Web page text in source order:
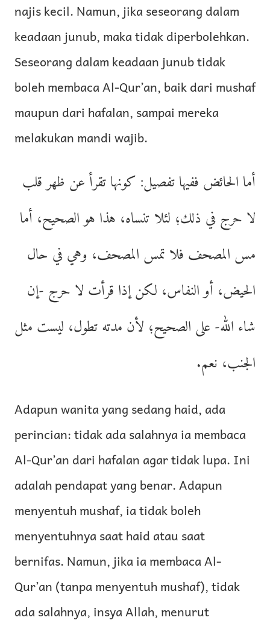
najis kecil. Namun, jika seseorang dalam
keadaan junub, maka tidak diperbolehkan.
Seseorang dalam keadaan junub tidak
boleh membaca Al-Qur’an, baik dari mushaf
maupun dari hafalan, sampai mereka
melakukan mandi wajib.
أما الحائض ففيها تفصيل: كونها تقرأ عن ظهر قلب
لا حرج في ذلك؛ لئلا تنساه، هذا هو الصحيح، أما
مس المصحف فلا تمس المصحف، وهي في حال
الحيض، أو النفاس، لكن إذا قرأت لا حرج -إن
شاء الله- على الصحيح؛ لأن مدته تطول، ليست مثل
الجنب، نعم.
Adapun wanita yang sedang haid, ada
perincian: tidak ada salahnya ia membaca
Al-Qur’an dari hafalan agar tidak lupa. Ini
adalah pendapat yang benar. Adapun
menyentuh mushaf, ia tidak boleh
menyentuhnya saat haid atau saat
bernifas. Namun, jika ia membaca Al-
Qur’an (tanpa menyentuh mushaf), tidak
ada salahnya, insya Allah, menurut